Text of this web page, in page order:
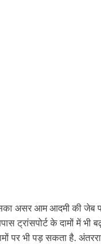
असर आम आदमी की जेब
के दामों में भी
पर भी पड़ सकता है.